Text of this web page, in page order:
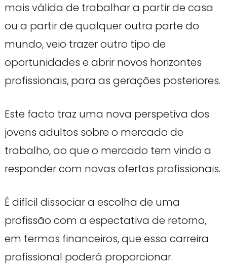
mais válida de trabalhar a partir de casa
ou a partir de qualquer outra parte do
mundo, veio trazer outro tipo de
oportunidades e abrir novos horizontes
profissionais, para as gerações posteriores.
Este facto traz uma nova perspetiva dos
jovens adultos sobre o mercado de
trabalho, ao que o mercado tem vindo a
responder com novas ofertas profissionais.
É difícil dissociar a escolha de uma
profissão com a espectativa de retorno,
em termos financeiros, que essa carreira
profissional poderá proporcionar.